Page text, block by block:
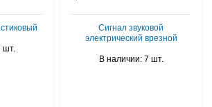
шт.
Сигнал звуковой
электрический врезной
В наличии: 7 шт.